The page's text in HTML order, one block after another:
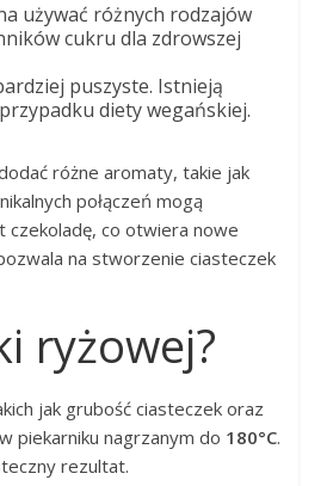
używać różnych rodzajów
cukru dla zdrowszej
puszyste. Istnieją
diety wegańskiej.
różne aromaty, takie jak
połączeń mogą
co otwiera nowe
na stworzenie ciasteczek
ryżowej?
jak grubość ciasteczek oraz
w piekarniku nagrzanym do 180°C.
rezultat.